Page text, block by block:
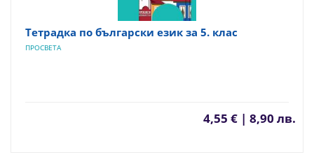
Тетрадка по български език за 5. клас
ПРОСВЕТА
4,55 € | 8,90 лв.